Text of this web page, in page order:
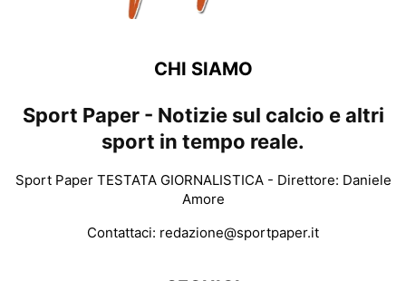
CHI SIAMO
Sport Paper - Notizie sul calcio e altri
sport in tempo reale.
Sport Paper TESTATA GIORNALISTICA - Direttore: Daniele
Amore
Contattaci: redazione@sportpaper.it